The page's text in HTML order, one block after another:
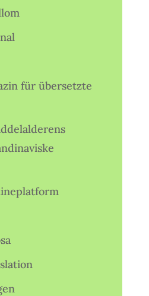
für übersetzte